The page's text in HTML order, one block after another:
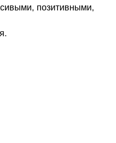
позитивными,